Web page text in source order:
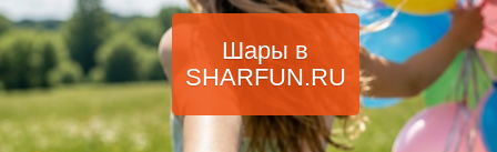
Шары в
SHARFUN.RU